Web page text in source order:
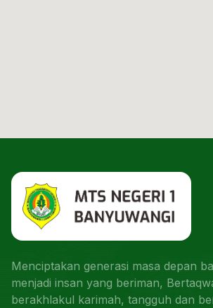
Menciptakan generasi masa depan
menjadi insan yang beriman,
berakhlakul karimah, tangguh dan